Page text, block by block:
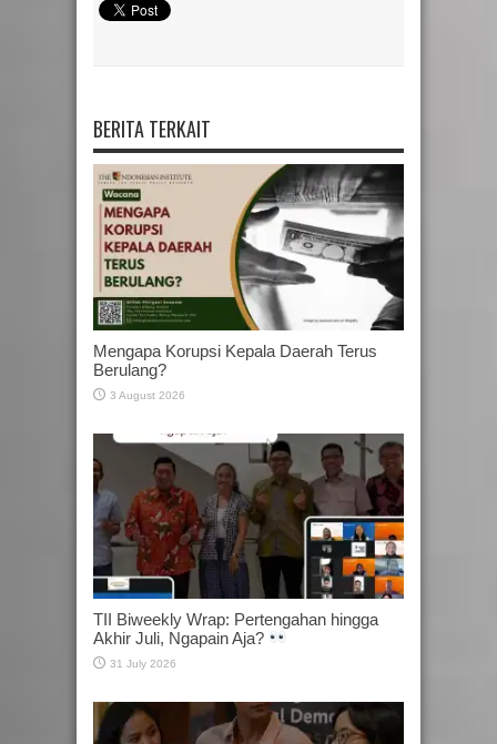
BERITA TERKAIT
Mengapa Korupsi Kepala Daerah Terus
Berulang?
3 August 2026
TII Biweekly Wrap: Pertengahan hingga
Akhir Juli, Ngapain Aja?
31 July 2026